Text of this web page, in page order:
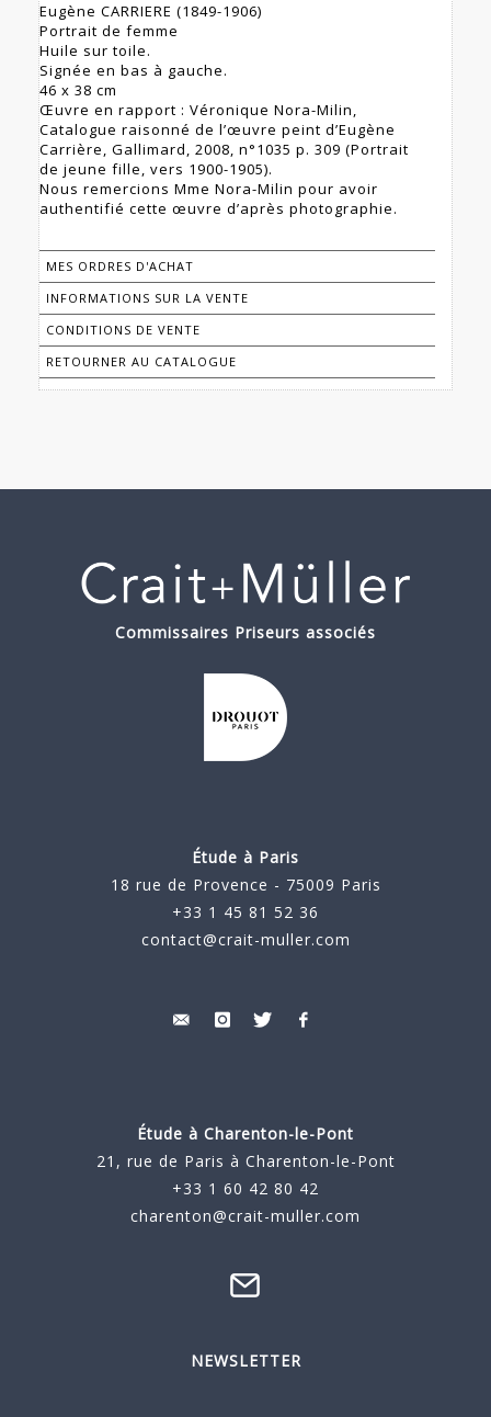
Eugène CARRIERE (1849-1906)
Portrait de femme
Huile sur toile.
Signée en bas à gauche.
46 x 38 cm
Œuvre en rapport : Véronique Nora-Milin,
Catalogue raisonné de l’œuvre peint d’Eugène
Carrière, Gallimard, 2008, n°1035 p. 309 (Portrait
de jeune fille, vers 1900-1905).
Nous remercions Mme Nora-Milin pour avoir
authentifié cette œuvre d’après photographie.
MES ORDRES D'ACHAT
INFORMATIONS SUR LA VENTE
CONDITIONS DE VENTE
RETOURNER AU CATALOGUE
Commissaires Priseurs associés
Étude à Paris
18 rue de Provence - 75009 Paris
+33 1 45 81 52 36
contact@crait-muller.com
Étude à Charenton-le-Pont
21, rue de Paris à Charenton-le-Pont
+33 1 60 42 80 42
charenton@crait-muller.com
NEWSLETTER